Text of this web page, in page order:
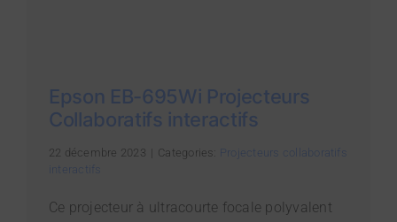
Epson EB-695Wi Projecteurs
Collaboratifs interactifs
22 décembre 2023 Categories: Projecteurs collaboratifs
interactifs
Ce projecteur à ultracourte focale polyvalent